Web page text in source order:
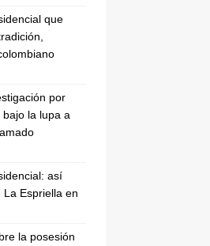
que
por
la lupa a
así
Espriella en
la posesión